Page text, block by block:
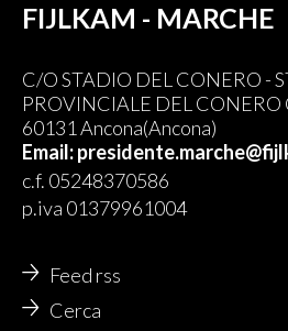
FIJLKAM - MARCHE
C/O STADIO DEL CONERO -
PROVINCIALE DEL
60131 Ancona(Ancona)
Email:
c.f. 05248370586
p.iva 01379961004
Feed rss
Cerca